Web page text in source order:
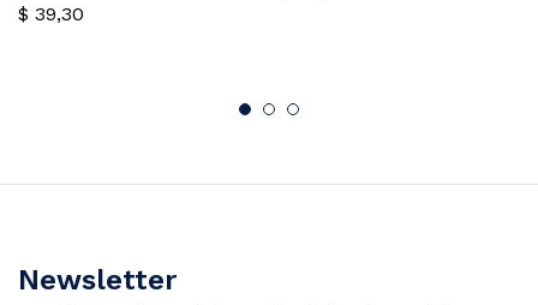
$ 39,30
Newsletter